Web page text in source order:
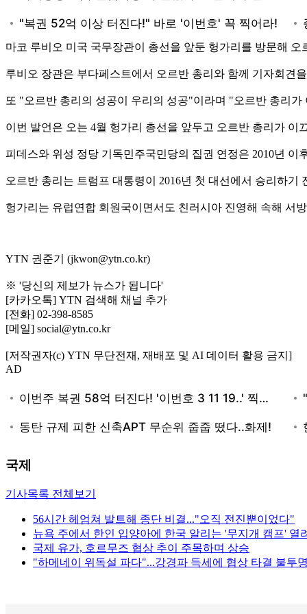
마코 루비오 미국 국무장관이 총선을 앞둔 헝가리를 방문해
루비오 장관은 부다페스트에서 오르반 총리와 함께 기자회견
또 "오르반 총리의 성공이 우리의 성공"이라며 "오르반 총리
이번 발언은 오는 4월 헝가리 총선을 앞두고 오르반 총리가
피데스와 위성 정당 기독민주국민당의 집권 연정은 2010년
오르반 총리는 트럼프 대통령이 2016년 첫 대선에서 승리하
헝가리는 유럽연합 회원국이면서도 친러시아 진영해 속해 서
YTN 권준기 (jkwon@ytn.co.kr)
※ '당신의 제보가 뉴스가 됩니다'
[카카오톡] YTN 검색해 채널 추가
[전화] 02-398-8585
[메일] social@ytn.co.kr
[저작권자(c) YTN 무단전재, 재배포 및 AI 데이터 활용 금지]
AD
국제
기사목록 전체보기
56시간 헤엄쳐 발트해 종단 비결..."오직 전진뿐이었다"
뉴욕 주에서 한인 입양아에 한국 알리는 '무지개 캠프' 열
국제 유가, 호르무즈 협상 추이 주목하며 상승
"하메네이 위독설 파다"...강경파 득세에 협상 타결 불투